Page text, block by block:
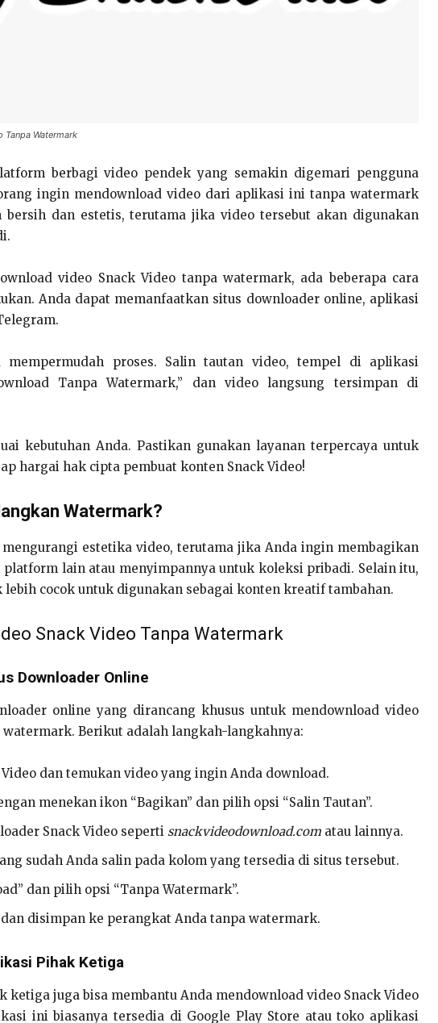
Tanpa Watermark
berbagi video pendek yang semakin digemari pengguna
ingin mendownload video dari aplikasi ini tanpa watermark
dan estetis, terutama jika video tersebut akan digunakan
video Snack Video tanpa watermark, ada beberapa cara
Anda dapat memanfaatkan situs downloader online, aplikasi
proses. Salin tautan video, tempel di aplikasi
Tanpa Watermark,” dan video langsung tersimpan di
kebutuhan Anda. Pastikan gunakan layanan terpercaya untuk
hargai hak cipta pembuat konten Snack Video!
Watermark?
estetika video, terutama jika Anda ingin membagikan
lain atau menyimpannya untuk koleksi pribadi. Selain itu,
cocok untuk digunakan sebagai konten kreatif tambahan.
Snack Video Tanpa Watermark
Downloader Online
online yang dirancang khusus untuk mendownload video
watermark. Berikut adalah langkah-langkahnya:
dan temukan video yang ingin Anda download.
menekan ikon “Bagikan” dan pilih opsi “Salin Tautan”.
Snack Video seperti snackvideodownload.com atau lainnya.
sudah Anda salin pada kolom yang tersedia di situs tersebut.
dan pilih opsi “Tanpa Watermark”.
disimpan ke perangkat Anda tanpa watermark.
Pihak Ketiga
ketiga juga bisa membantu Anda mendownload video Snack Video
ini biasanya tersedia di Google Play Store atau toko aplikasi